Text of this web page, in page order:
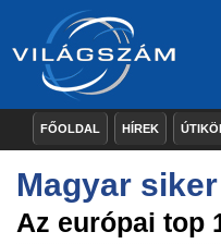
FŐOLDAL HÍREK
Magyar
Az európai top